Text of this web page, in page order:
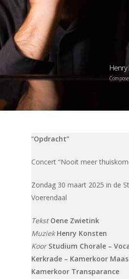
“Opdracht”
Concert “Nooit meer
Zondag 30 maart 2025 in de
Voerendaal
Tekst Oene Zwietink
Muziek Henry Konsten
KoorStudium Chorale –
Kerkrade – Kamerkoor
Kamerkoor Transparance